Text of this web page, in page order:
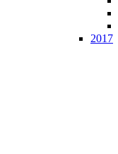
2017